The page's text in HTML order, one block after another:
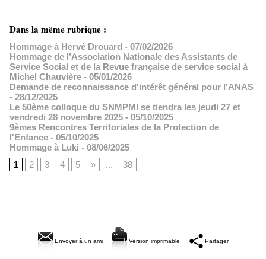
Dans la même rubrique :
Hommage à Hervé Drouard - 07/02/2026
Hommage de l’Association Nationale des Assistants de
Service Social et de la Revue française de service social à
Michel Chauvière - 05/01/2026
Demande de reconnaissance d'intérêt général pour l'ANAS
- 28/12/2025
Le 50ème colloque du SNMPMI se tiendra les jeudi 27 et
vendredi 28 novembre 2025 - 05/10/2025
9èmes Rencontres Territoriales de la Protection de
l'Enfance - 05/10/2025
Hommage à Luki - 08/06/2025
1
2 3 4 5 » ... 38
Envoyer à un ami Version imprimable Partager